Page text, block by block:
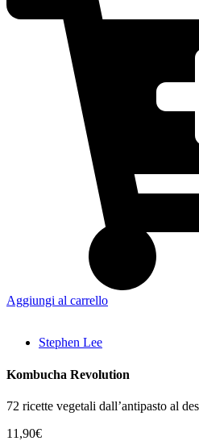
Aggiungi al carrello
Stephen Lee
Kombucha Revolution
72 ricette vegetali dall’antipasto al
11,90€